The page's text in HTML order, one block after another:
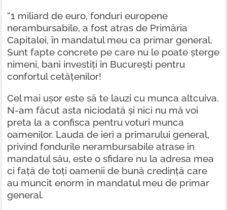
“1 miliard de euro, fonduri europene
nerambursabile, a fost atras de Primăria
Capitalei, în mandatul meu ca primar general.
Sunt fapte concrete pe care nu le poate șterge
nimeni, bani investiți în București pentru
confortul cetățenilor!
Cel mai ușor este să te lauzi cu munca altcuiva.
N-am făcut asta niciodată și nici nu mă voi
preta la a confisca pentru voturi munca
oamenilor. Lauda de ieri a primarului general,
privind fondurile nerambursabile atrase în
mandatul său, este o sfidare nu la adresa mea
ci față de toți oamenii de bună credință care
au muncit enorm în mandatul meu de primar
general.